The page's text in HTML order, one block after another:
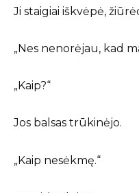
Ji staigiai iškvėpė,
„Nes nenorėjau, kad
„Kaip?“
Jos balsas trūkinėjo.
„Kaip nesėkmę.“